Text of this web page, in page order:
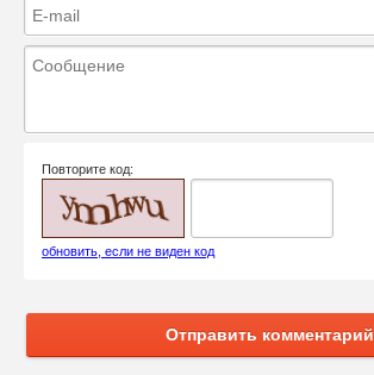
Повторите код:
обновить, если не виден код
Отправить комментарий